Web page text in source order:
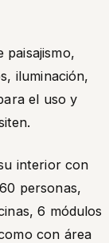
paisajismo,
iluminación,
el uso y
interior con
personas,
6 módulos
con área